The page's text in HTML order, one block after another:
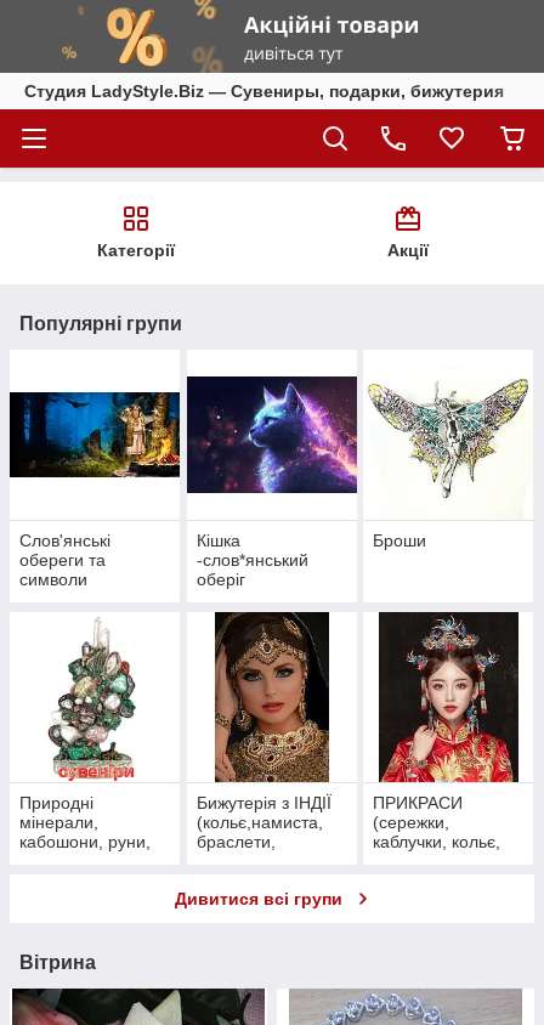
Студия LadyStyle.Biz — Сувениры, подарки, бижутерия
Категорії Акції
Популярні групи
Слов'янські
обереги та
символи
Кішка
-слов*янський
оберіг
Броши
Природні
мінерали,
кабошони, руни,
Бижутерія з ІНДІЇ
(кольє,намиста,
браслети,
запонки) )
ПРИКРАСИ
(сережки,
каблучки, кольє,
Дивитися всі групи
Вітрина